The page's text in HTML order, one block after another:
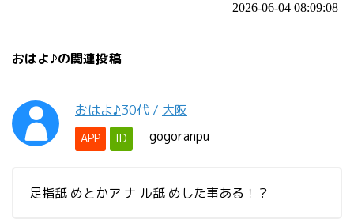
2026-06-04 08:09:08
おはよ♪の関連投稿
おはよ♪30代 / 大阪
APP ID gogoranpu
足指舐 めとかア ナ ル舐 めした事ある！？